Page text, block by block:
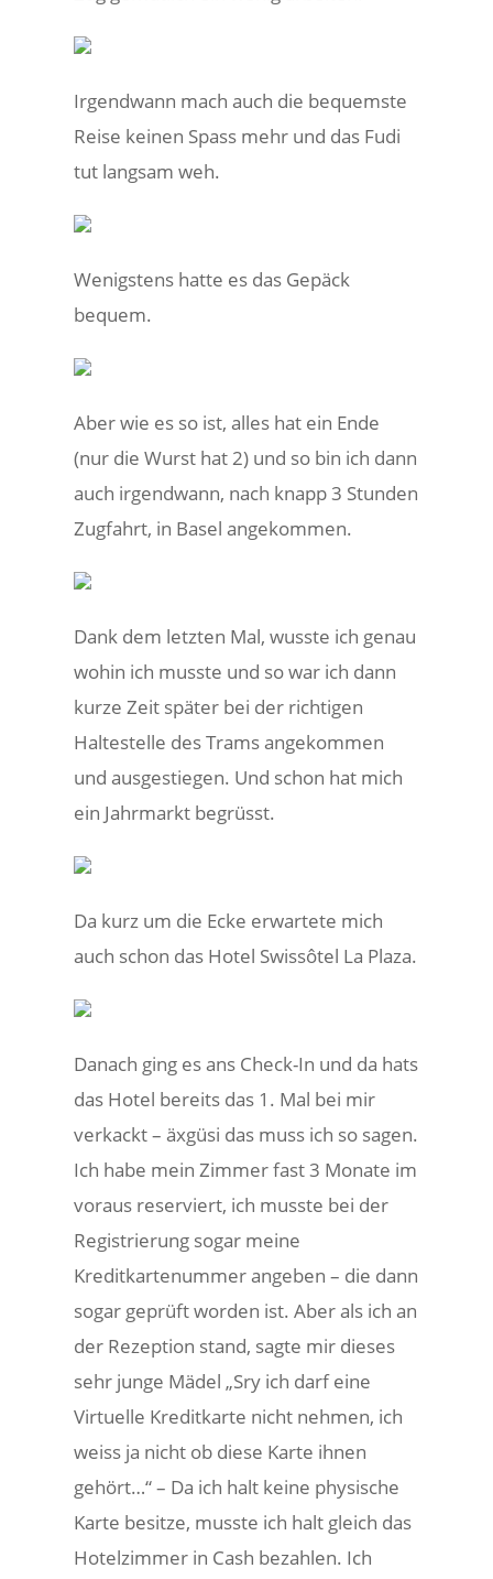
Irgendwann mach auch die bequemste
Reise keinen Spass mehr und das Fudi
tut langsam weh.
Wenigstens hatte es das Gepäck
bequem.
Aber wie es so ist, alles hat ein Ende
(nur die Wurst hat 2) und so bin ich dann
auch irgendwann, nach knapp 3 Stunden
Zugfahrt, in Basel angekommen.
Dank dem letzten Mal, wusste ich genau
wohin ich musste und so war ich dann
kurze Zeit später bei der richtigen
Haltestelle des Trams angekommen
und ausgestiegen. Und schon hat mich
ein Jahrmarkt begrüsst.
Da kurz um die Ecke erwartete mich
auch schon das Hotel Swissôtel La Plaza.
Danach ging es ans Check-In und da hats
das Hotel bereits das 1. Mal bei mir
verkackt – äxgüsi das muss ich so sagen.
Ich habe mein Zimmer fast 3 Monate im
voraus reserviert, ich musste bei der
Registrierung sogar meine
Kreditkartenummer angeben – die dann
sogar geprüft worden ist. Aber als ich an
der Rezeption stand, sagte mir dieses
sehr junge Mädel „Sry ich darf eine
Virtuelle Kreditkarte nicht nehmen, ich
weiss ja nicht ob diese Karte ihnen
gehört…“ – Da ich halt keine physische
Karte besitze, musste ich halt gleich das
Hotelzimmer in Cash bezahlen. Ich